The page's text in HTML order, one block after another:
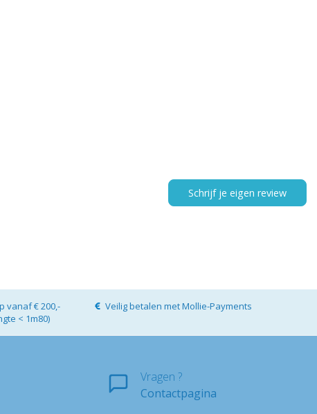
Schrijf je eigen review
vanaf € 200,-
< 1m80)
Veilig betalen met Mollie-Payments
Vragen ?
Contactpagina